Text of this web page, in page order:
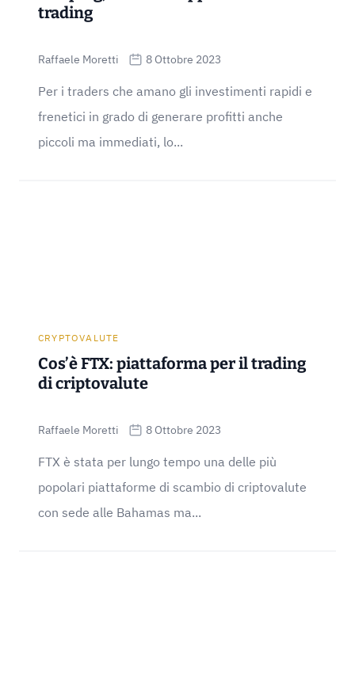
trading
Raffaele Moretti 8 Ottobre 2023
Per i traders che amano gli investimenti rapidi e
frenetici in grado di generare profitti anche
piccoli ma immediati, lo...
CRYPTOVALUTE
Cos’è FTX: piattaforma per il trading
di criptovalute
Raffaele Moretti 8 Ottobre 2023
FTX è stata per lungo tempo una delle più
popolari piattaforme di scambio di criptovalute
con sede alle Bahamas ma...